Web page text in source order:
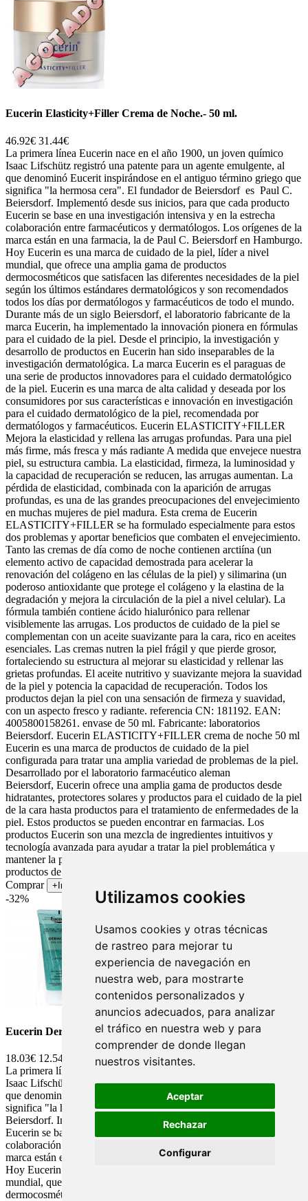
Utilizamos cookies
Usamos cookies y otras técnicas
de rastreo para mejorar tu
experiencia de navegación en
nuestra web, para mostrarte
contenidos personalizados y
anuncios adecuados, para analizar
el tráfico en nuestra web y para
comprender de donde llegan
nuestros visitantes.
Aceptar
Rechazar
Configurar
Eucerin Elasticity+Filler Crema de Noche.- 50 ml.
46.92€ 31.44€
La primera línea Eucerin nace en el año 1900, un joven químico
Isaac Lifschütz registró una patente para un agente emulgente, al
que denominó Eucerit inspirándose en el antiguo término griego que
significa "la hermosa cera". El fundador de Beiersdorf es Paul C.
Beiersdorf. Implementó desde sus inicios, para que cada producto
Eucerin se base en una investigación intensiva y en la estrecha
colaboración entre farmacéuticos y dermatólogos. Los orígenes de la
marca están en una farmacia, la de Paul C. Beiersdorf en Hamburgo.
Hoy Eucerin es una marca de cuidado de la piel, líder a nivel
mundial, que ofrece una amplia gama de productos
dermocosméticos que satisfacen las diferentes necesidades de la piel
según los últimos estándares dermatológicos y son recomendados
todos los días por dermatólogos y farmacéuticos de todo el mundo.
Durante más de un siglo Beiersdorf, el laboratorio fabricante de la
marca Eucerin, ha implementado la innovación pionera en fórmulas
para el cuidado de la piel. Desde el principio, la investigación y
desarrollo de productos en Eucerin han sido inseparables de la
investigación dermatológica. La marca Eucerin es el paraguas de
una serie de productos innovadores para el cuidado dermatológico
de la piel. Eucerin es una marca de alta calidad y deseada por los
consumidores por sus características e innovación en investigación
para el cuidado dermatológico de la piel, recomendada por
dermatólogos y farmacéuticos. Eucerin ELASTICITY+FILLER
Mejora la elasticidad y rellena las arrugas profundas. Para una piel
más firme, más fresca y más radiante A medida que envejece nuestra
piel, su estructura cambia. La elasticidad, firmeza, la luminosidad y
la capacidad de recuperación se reducen, las arrugas aumentan. La
pérdida de elasticidad, combinada con la aparición de arrugas
profundas, es una de las grandes preocupaciones del envejecimiento
en muchas mujeres de piel madura. Esta crema de Eucerin
ELASTICITY+FILLER se ha formulado especialmente para estos
dos problemas y aportar beneficios que combaten el envejecimiento.
Tanto las cremas de día como de noche contienen arctiína (un
elemento activo de capacidad demostrada para acelerar la
renovación del colágeno en las células de la piel) y silimarina (un
poderoso antioxidante que protege el colágeno y la elastina de la
degradación y mejora la circulación de la piel a nivel celular). La
fórmula también contiene ácido hialurónico para rellenar
visiblemente las arrugas. Los productos de cuidado de la piel se
complementan con un aceite suavizante para la cara, rico en aceites
esenciales. Las cremas nutren la piel frágil y que pierde grosor,
fortaleciendo su estructura al mejorar su elasticidad y rellenar las
grietas profundas. El aceite nutritivo y suavizante mejora la suavidad
de la piel y potencia la capacidad de recuperación. Todos los
productos dejan la piel con una sensación de firmeza y suavidad,
con un aspecto fresco y radiante. referencia CN: 181192. EAN:
4005800158261. envase de 50 ml. Fabricante: laboratorios
Beiersdorf. Eucerin ELASTICITY+FILLER crema de noche 50 ml
Eucerin es una marca de productos de cuidado de la piel
configurada para tratar una amplia variedad de problemas de la piel.
Desarrollado por el laboratorio farmacéutico aleman
Beiersdorf, Eucerin ofrece una amplia gama de productos desde
hidratantes, protectores solares y productos para el cuidado de la piel
de la cara hasta productos para el tratamiento de enfermedades de la
piel. Estos productos se pueden encontrar en farmacias. Los
productos Eucerin son una mezcla de ingredientes intuitivos y
tecnología avanzada para ayudar a tratar la piel problemática y
mantener la piel saludable. El objetivo de la marca es ofrecer
productos de alta calidad que ayuden a los usuarios a cuidar su piel.
Comprar
+Info
-32%
Eucerin DermoPure oil control exfoliante 100 ml
18.03€ 12.54€
La primera línea Eucerin nace en el año 1900, un joven químico
Isaac Lifschütz registró una patente para un agente emulgente, al
que denominó Eucerit inspirándose en el antiguo término griego que
significa "la hermosa cera". El fundador de Beiersdorf es Paul C.
Beiersdorf. Implementó desde sus inicios, para que cada producto
Eucerin se base en una investigación intensiva y en la estrecha
colaboración entre farmacéuticos y dermatólogos. Los orígenes de la
marca están en una farmacia, la de Paul C. Beiersdorf en Hamburgo.
Hoy Eucerin es una marca de cuidado de la piel, líder a nivel
mundial, que ofrece una amplia gama de productos
dermocosméticos que satisfacen las diferentes necesidades de la piel